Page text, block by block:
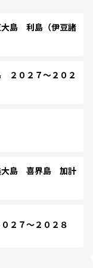
島 利島（伊豆諸
０２７～２０２
島 喜界島 加計
７～２０２８